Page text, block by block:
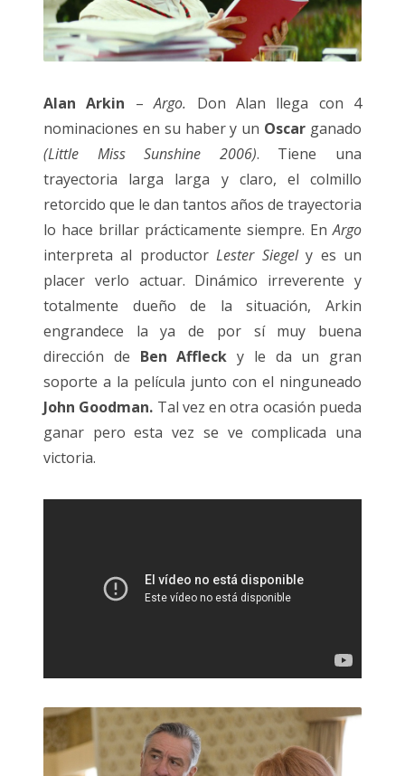
Alan Arkin –Argo. Don Alan llega con 4
nominaciones en su haber y un Oscar ganado
(Little Miss Sunshine 2006). Tiene una
trayectoria larga larga y claro, el colmillo
retorcido que le dan tantos años de trayectoria
lo hace brillar prácticamente siempre. EnArgo
interpreta al productorLester Siegely es un
placer verlo actuar. Dinámico irreverente y
totalmente dueño de la situación, Arkin
engrandece la ya de por sí muy buena
dirección de Ben Affleck y le da un gran
soporte a la película junto con el ninguneado
John Goodman. Tal vez en otra ocasión pueda
ganar pero esta vez se ve complicada una
victoria.